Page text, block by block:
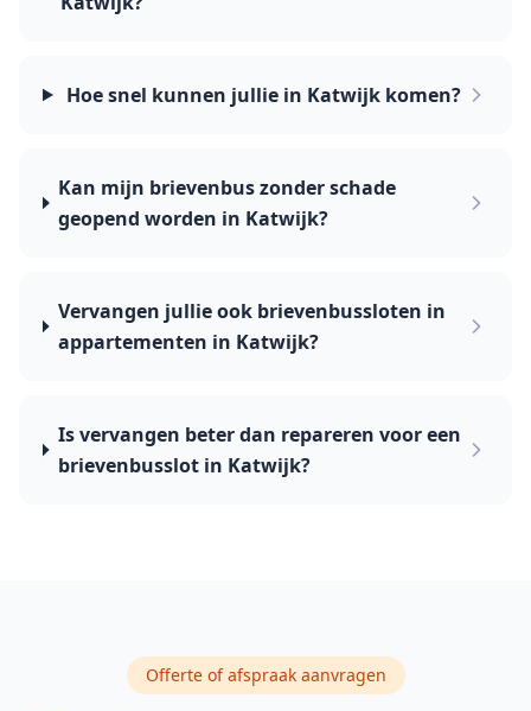
Hoe snel kunnen jullie in Katwijk komen?
Kan mijn brievenbus zonder schade
geopend worden in Katwijk?
Vervangen jullie ook brievenbussloten in
appartementen in Katwijk?
Is vervangen beter dan repareren voor een
brievenbusslot in Katwijk?
Offerte of afspraak aanvragen